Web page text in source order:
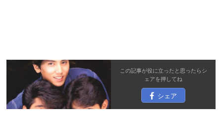
この記事が役に立ったと思ったらシ
ェアを押してね
シェア